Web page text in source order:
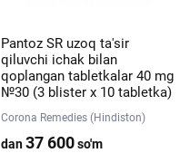
Pantoz SR uzoq ta'sir
qiluvchi ichak bilan
qoplangan tabletkalar 40 mg
№30 (3 blister х 10 tabletka)
Corona Remedies (Hindiston)
dan37 600so'm